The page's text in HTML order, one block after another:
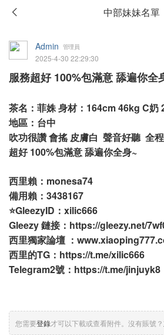
中部妹妹名單
Admin 管理員
2025-4-30 22:29:30
服務超好 100%包滿意 舔遍你全
茶名：菲姝 身材：164cm 46kg C奶
地區：台中
吹功很讚 會搖 皮膚白 聲音好聽 全
超好 100%包滿意 舔遍你全身~
西里賴：monesa74
備用賴：3438167
⭐GleezyID：xilic666
Gleezy 鏈接： https://gleezy.net/
西里獨家論壇 ：
西里的TG： https://t.me/xilic666
Telegram2號： https://t.me/jinjuyk8
您需要登錄才可以下載或查看附件。沒有賬號？